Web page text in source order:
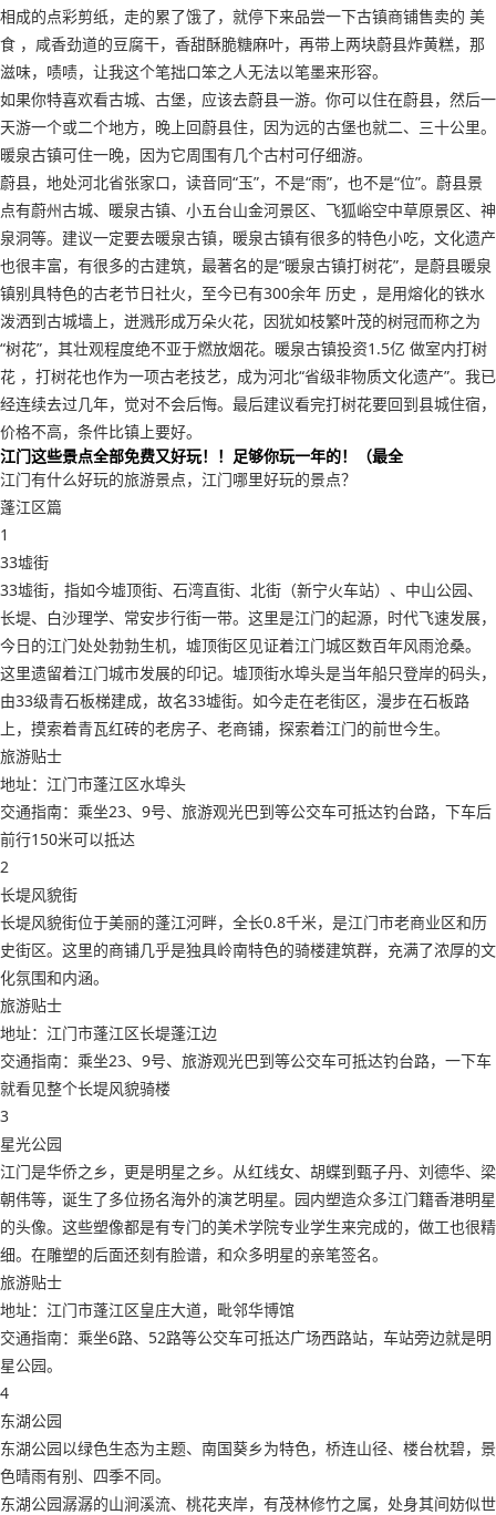
相成的点彩剪纸，走的累了饿了，就停下来品尝一下古镇商铺售卖的 美
食 ，咸香劲道的豆腐干，香甜酥脆糖麻叶，再带上两块蔚县炸黄糕，那
滋味，啧啧，让我这个笔拙口笨之人无法以笔墨来形容。
如果你特喜欢看古城、古堡，应该去蔚县一游。你可以住在蔚县，然后一
天游一个或二个地方，晚上回蔚县住，因为远的古堡也就二、三十公里。
暖泉古镇可住一晚，因为它周围有几个古村可仔细游。
蔚县，地处河北省张家口，读音同“玉”，不是“雨”，也不是“位”。蔚县景
点有蔚州古城、暖泉古镇、小五台山金河景区、飞狐峪空中草原景区、神
泉洞等。建议一定要去暖泉古镇，暖泉古镇有很多的特色小吃，文化遗产
也很丰富，有很多的古建筑，最著名的是“暖泉古镇打树花”，是蔚县暖泉
镇别具特色的古老节日社火，至今已有300余年 历史 ，是用熔化的铁水
泼洒到古城墙上，迸溅形成万朵火花，因犹如枝繁叶茂的树冠而称之为
“树花”，其壮观程度绝不亚于燃放烟花。暖泉古镇投资1.5亿 做室内打树
花 ，打树花也作为一项古老技艺，成为河北“省级非物质文化遗产”。我已
经连续去过几年，觉对不会后悔。最后建议看完打树花要回到县城住宿，
价格不高，条件比镇上要好。
江门这些景点全部免费又好玩！！足够你玩一年的！（最全
江门有什么好玩的旅游景点，江门哪里好玩的景点？
蓬江区篇
1
33墟街
33墟街，指如今墟顶街、石湾直街、北街（新宁火车站）、中山公园、
长堤、白沙理学、常安步行街一带。这里是江门的起源，时代飞速发展，
今日的江门处处勃勃生机，墟顶街区见证着江门城区数百年风雨沧桑。
这里遗留着江门城市发展的印记。墟顶街水埠头是当年船只登岸的码头，
由33级青石板梯建成，故名33墟街。如今走在老街区，漫步在石板路
上，摸索着青瓦红砖的老房子、老商铺，探索着江门的前世今生。
旅游贴士
地址：江门市蓬江区水埠头
交通指南：乘坐23、9号、旅游观光巴到等公交车可抵达钓台路，下车后
前行150米可以抵达
2
长堤风貌街
长堤风貌街位于美丽的蓬江河畔，全长0.8千米，是江门市老商业区和历
史街区。这里的商铺几乎是独具岭南特色的骑楼建筑群，充满了浓厚的文
化氛围和内涵。
旅游贴士
地址：江门市蓬江区长堤蓬江边
交通指南：乘坐23、9号、旅游观光巴到等公交车可抵达钓台路，一下车
就看见整个长堤风貌骑楼
3
星光公园
江门是华侨之乡，更是明星之乡。从红线女、胡蝶到甄子丹、刘德华、梁
朝伟等，诞生了多位扬名海外的演艺明星。园内塑造众多江门籍香港明星
的头像。这些塑像都是有专门的美术学院专业学生来完成的，做工也很精
细。在雕塑的后面还刻有脸谱，和众多明星的亲笔签名。
旅游贴士
地址：江门市蓬江区皇庄大道，毗邻华博馆
交通指南：乘坐6路、52路等公交车可抵达广场西路站，车站旁边就是明
星公园。
4
东湖公园
东湖公园以绿色生态为主题、南国葵乡为特色，桥连山径、楼台枕碧，景
色晴雨有别、四季不同。
东湖公园潺潺的山涧溪流、桃花夹岸，有茂林修竹之属，处身其间妨似世